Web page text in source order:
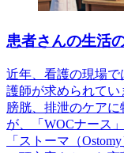
患者さんの生活
近年、看護の現場
護師が求められて
膀胱、排泄のケア
が、「WOCナース
「ストーマ（